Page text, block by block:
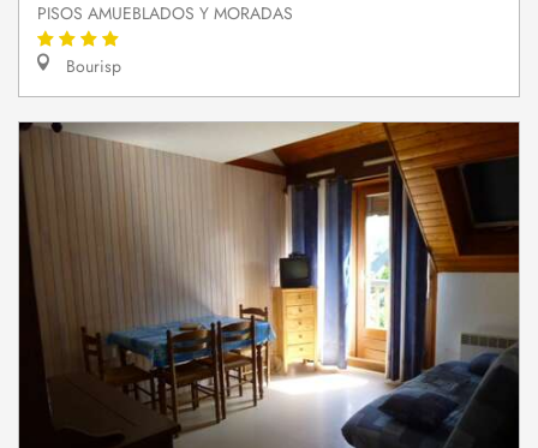
PISOS AMUEBLADOS Y MORADAS
Bourisp